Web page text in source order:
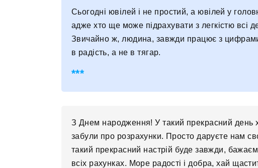
Сьогодні ювілей і не простий, а ювілей у
адже хто ще може підрахувати з легкістю всі
Звичайно ж, людина, завжди працює з
в радість, а не в тягар.
З Днем народження! У такий прекрасний день
забули про розрахунки. Просто даруєте нам
такий прекрасний настрій буде завжди,
всіх рахунках. Море радості і добра, хай